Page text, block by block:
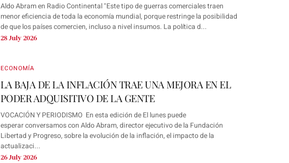
Aldo Abram en Radio Continental "Este tipo de guerras comerciales traen
menor eficiencia de toda la economía mundial, porque restringe la posibilidad
de que los países comercien, incluso a nivel insumos. La política d...
28 July 2026
ECONOMÍA
LA BAJA DE LA INFLACIÓN TRAE UNA MEJORA EN EL
PODER ADQUISITIVO DE LA GENTE
VOCACIÓN Y PERIODISMO En esta edición de El lunes puede
esperar conversamos con Aldo Abram, director ejecutivo de la Fundación
Libertad y Progreso, sobre la evolución de la inflación, el impacto de la
actualizaci...
26 July 2026